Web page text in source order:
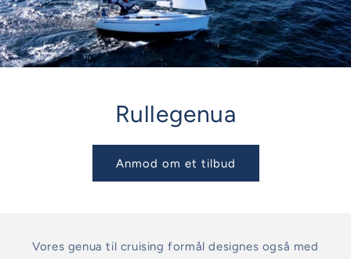
Rullegenua
Anmod om et tilbud
Vores genua til cruising formål designes også med